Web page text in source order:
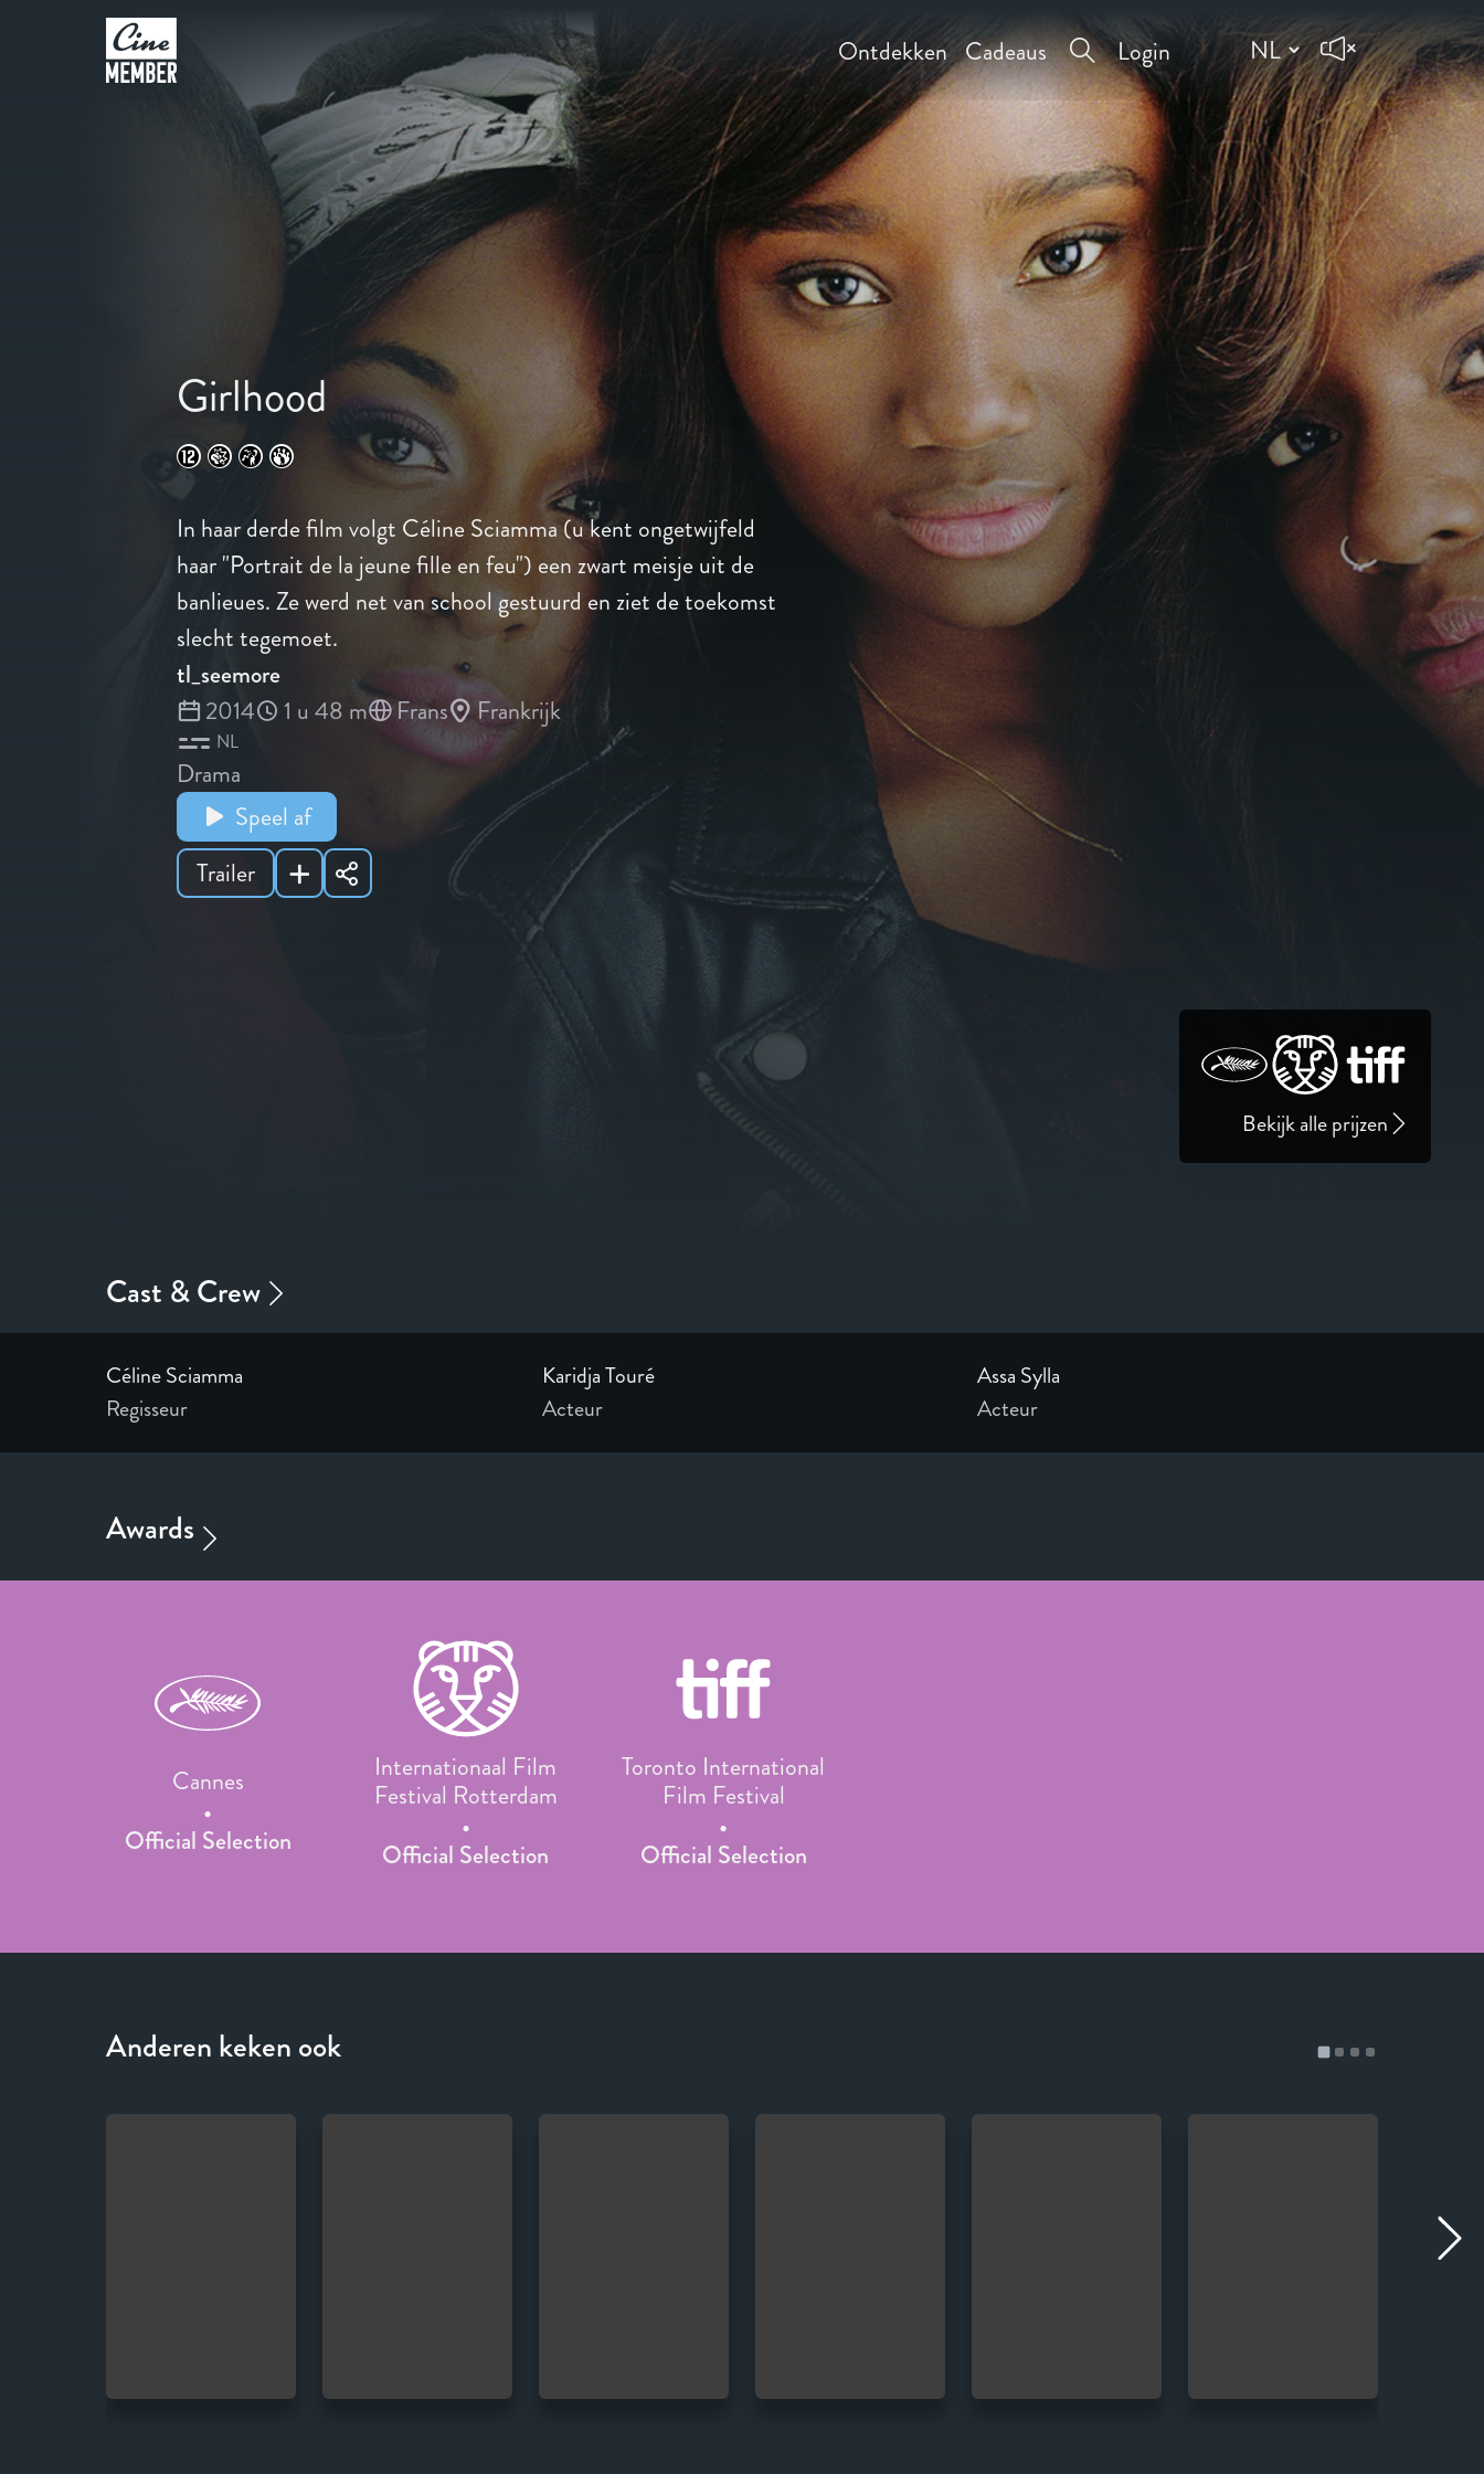
Ontdekken Cadeaus Login
Girlhood
In haar derde film volgt Céline Sciamma (u kent ongetwijfeld
haar "Portrait de la jeune fille en feu") een zwart meisje uit de
banlieues. Ze werd net van school gestuurd en ziet de toekomst
slecht tegemoet.
tl_seemore
2014
1 u 48 m Frans Frankrijk
NL
Drama
Speel af
Trailer
Bekijk alle prijzen
Céline Sciamma
Regisseur
Karidja Touré
Acteur
Assa Sylla
Acteur
Cannes
Official Selection
Internationaal Film
Festival Rotterdam
Official Selection
Toronto International
Film Festival
Official Selection